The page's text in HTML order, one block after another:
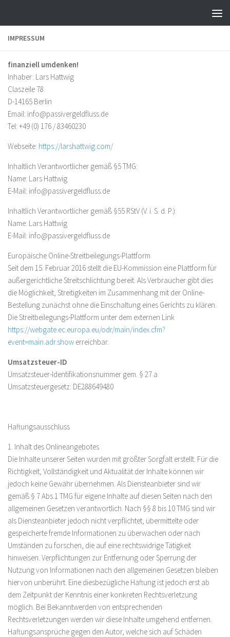
IMPRESSUM
finanziell umdenken!
Inhaber: Lars Hattwig
Claszeile 78
D-14165 Berlin
Email: info@passivergeldfluss.de
Tel: +49 (0) 176 / 83460230
Webseite: https://larshattwig.com/
Inhaltlich Verantwortlicher gemäß §5 TMG:
Name: Lars Hattwig
E-Mail: info@passivergeldfluss.de
Inhaltlich Verantwortlicher gemäß §55 RStV (V. i. S. d. P.):
Name: Lars Hattwig
E-Mail: info@passivergeldfluss.de
Europäische Online-Streitbeilegungs-Plattform
Seit dem 15. Februar 2016 stellt die EU-Kommission eine Plattform für
außergerichtliche Streitschlichtung bereit. Als Verbraucher gibt dies
die Möglichkeit, Streitigkeiten im Zusammenhang mit der Online-
Bestellung zunächst ohne die Einschaltung eines Gerichts zu klären.
Die Streitbeilegungs-Plattform unter dem externen Link
https://webgate.ec.europa.eu/odr/main/index.cfm?
event=main.adr.show erreichbar.
Umsatzsteuer-ID
Umsatzsteuer-Identifikationsnummer gem. § 27 a
Umsatzsteuergesetz: DE288649480
Haftungsausschluss
1. Inhalt des Onlineangebotes
Die Inhalte unserer Seiten wurden mit größter Sorgfalt erstellt. Für die
Richtigkeit, Vollständigkeit und Aktualität der Inhalte können wir
jedoch keine Gewähr übernehmen. Als Diensteanbieter sind wir
gemäß § 7 Abs.1 TMG für eigene Inhalte auf diesen Seiten nach den
allgemeinen Gesetzen verantwortlich. Nach §§ 8 bis 10 TMG sind wir
als Diensteanbieter jedoch nicht verpflichtet, übermittelte oder
gespeicherte fremde Informationen zu überwachen oder nach
Umständen zu forschen, die auf eine rechtswidrige Tätigkeit
hinweisen. Verpflichtungen zur Entfernung oder Sperrung der
Nutzung von Informationen nach den allgemeinen Gesetzen bleiben
hiervon unberührt. Eine diesbezügliche Haftung ist jedoch erst ab
dem Zeitpunkt der Kenntnis einer konkreten Rechtsverletzung
möglich. Bei Bekanntwerden von entsprechenden
Rechtsverletzungen werden wir diese Inhalte umgehend entfernen.
Haftungsansprüche gegen den Autor, welche sich auf Schäden